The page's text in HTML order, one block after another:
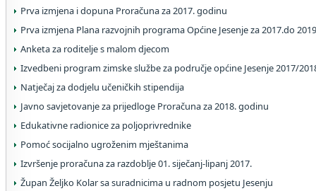
Prva izmjena i dopuna Proračuna za 2017. godinu
Prva izmjena Plana razvojnih programa Općine Jesenje za 2017.do
Anketa za roditelje s malom djecom
Izvedbeni program zimske službe za područje općine Jesenje 2017/
Natječaj za dodjelu učeničkih stipendija
Javno savjetovanje za prijedloge Proračuna za 2018. godinu
Edukativne radionice za poljoprivrednike
Pomoć socijalno ugroženim mještanima
Izvršenje proračuna za razdoblje 01. siječanj-lipanj 2017.
Župan Željko Kolar sa suradnicima u radnom posjetu Jesenju